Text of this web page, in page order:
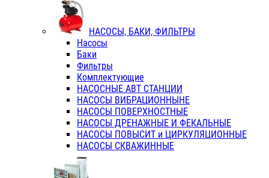
НАСОСЫ, БАКИ, ФИЛЬТРЫ
Насосы
Баки
Фильтры
Комплектующие
НАСОСНЫЕ АВТ СТАНЦИИ
НАСОСЫ ВИБРАЦИОННЫНЕ
НАСОСЫ ПОВЕРХНОСТНЫЕ
НАСОСЫ ДРЕНАЖНЫЕ И ФЕКАЛЬНЫЕ
НАСОСЫ ПОВЫСИТ и ЦИРКУЛЯЦИОННЫЕ
НАСОСЫ СКВАЖИННЫЕ